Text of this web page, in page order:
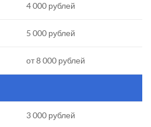
4 000 рублей
5 000 рублей
от 8 000 рублей
3 000 рублей